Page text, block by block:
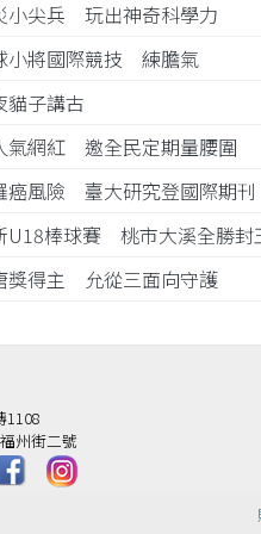
小尖兵 玩出神奇科學力
小將國際競技 練膽氣
貓子講古
氣網紅 邀全民定期量腰圍
癌風險 臺大研究登國際期刊
U18棒球賽 桃市大溪全勝
獎得主 允從三面向守護
1108
州街二號